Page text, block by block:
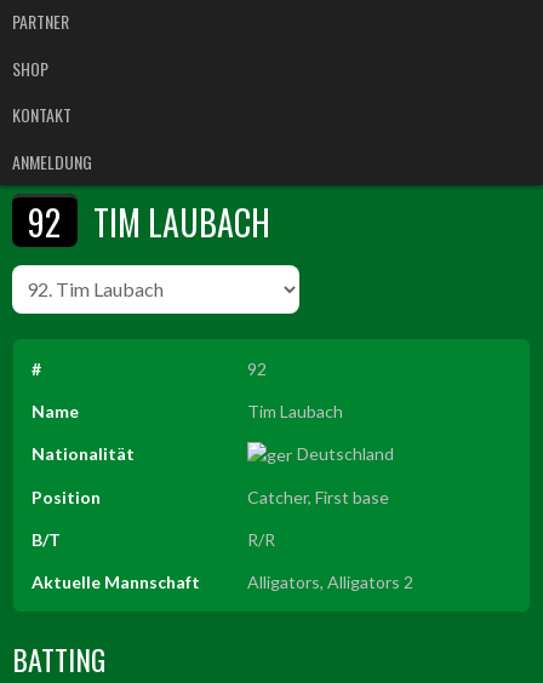
PARTNER
SHOP
KONTAKT
ANMELDUNG
92 TIM LAUBACH
# 92
Name Tim Laubach
Nationalität Deutschland
Position Catcher, First base
B/T R/R
Aktuelle Mannschaft Alligators, Alligators 2
BATTING